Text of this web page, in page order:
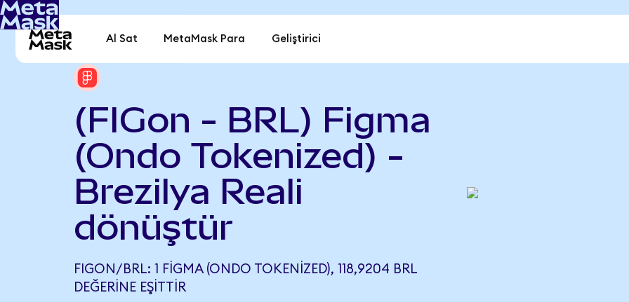
Al Sat MetaMask Para Geliştirici
(FIGon - BRL) Figma
(Ondo Tokenized) -
Brezilya Reali
dönüştür
FIGON/BRL: 1 FIGMA (ONDO TOKENIZED), 118,9204 BRL
DEĞERINE EŞITTIR